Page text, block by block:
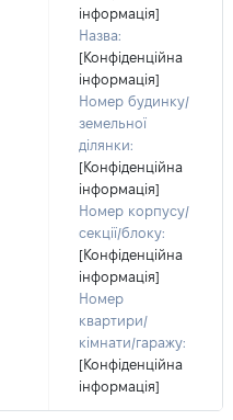
інформація]
Назва:
[Конфіденційна
інформація]
Номер будинку/
земельної
ділянки:
[Конфіденційна
інформація]
Номер корпусу/
секції/блоку:
[Конфіденційна
інформація]
Номер
квартири/
кімнати/гаражу:
[Конфіденційна
інформація]